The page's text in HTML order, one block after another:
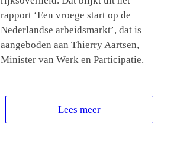
rapport ‘Een vroege start op de
Nederlandse arbeidsmarkt’, dat is
aangeboden aan Thierry Aartsen,
Minister van Werk en Participatie.
Lees meer